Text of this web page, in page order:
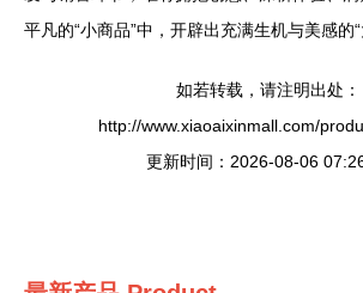
平凡的“小商品”中，开辟出充满生机与美感的“
如若转载，请注明出处：
http://www.xiaoaixinmall.com/
更新时间：2026-08-06